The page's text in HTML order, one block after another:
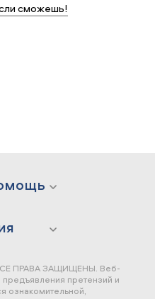
сможешь!
ПРАВА ЗАЩИЩЕНЫ. Веб-
претензий и
ознакомительной,